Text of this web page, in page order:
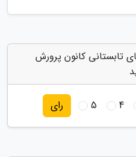
تابستانی کانون پرورش
4
5 رای